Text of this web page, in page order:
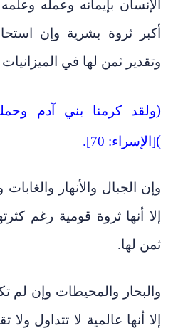
الإنسان بإيمانه وعمله
أكبر ثروة بشرية وإن
وتقدير ثمن لها في
)ولقد كرمنا بني آدم
([الإسراء: 70].
وإن الجبال والأنهار
إلا أنها ثروة قومية رغم
ثمن لها.
والبحار والمحيطات وإن لم
إلا أنها عالمية لا تتداول ولا